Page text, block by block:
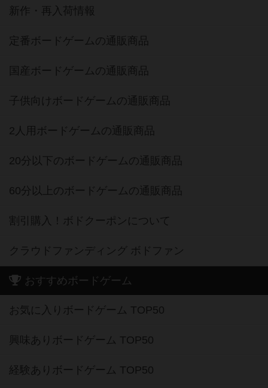
新作・再入荷情報
定番ボードゲームの通販商品
国産ボードゲームの通販商品
子供向けボードゲームの通販商品
2人用ボードゲームの通販商品
20分以下のボードゲームの通販商品
60分以上のボードゲームの通販商品
割引購入！ボドクーポンについて
クラウドファンディング ボドファン
おすすめボードゲーム
お気に入りボードゲーム TOP50
興味ありボードゲーム TOP50
経験ありボードゲーム TOP50